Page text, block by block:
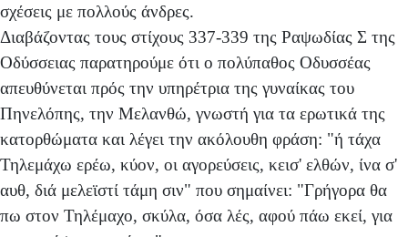
σχέσεις με πολλούς άνδρες.
Διαβάζοντας τους στίχους 337-339 της Ραψωδίας Σ της
Οδύσσειας παρατηρούμε ότι ο πολύπαθος Οδυσσέας
απευθύνεται πρός την υπηρέτρια της γυναίκας του
Πηνελόπης, την Μελανθώ, γνωστή για τα ερωτικά της
κατορθώματα και λέγει την ακόλουθη φράση: "ή τάχα
Τηλεμάχω ερέω, κύον, οι αγορεύσεις, κεισ' ελθών, ίνα σ'
αυθ, διά μελεϊστί τάμη σιν" που σημαίνει: "Γρήγορα θα
πω στον Τηλέμαχο, σκύλα, όσα λές, αφού πάω εκεί, για